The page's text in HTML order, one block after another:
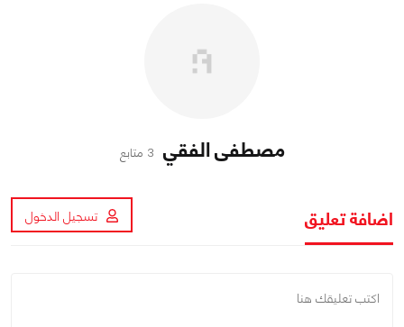
مصطفى الفقي 3 متابع
اضافة تعليق تسجيل الدخول